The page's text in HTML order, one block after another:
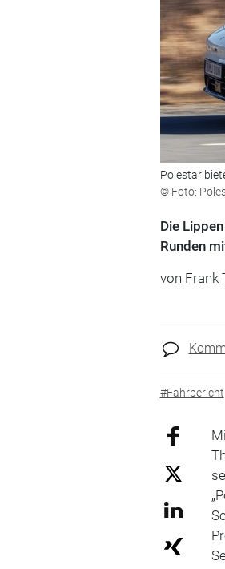
Polestar
© Foto:
Die
Runden
von Frank
#Fahrbericht